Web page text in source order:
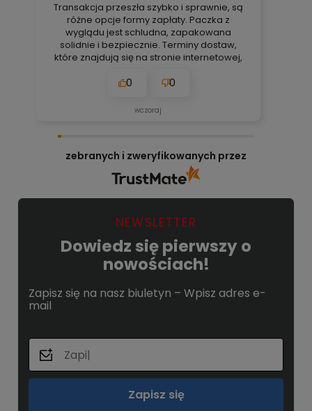
Transakcja przeszła szybko i sprawnie, są
różne opcje formy zapłaty. Paczka z
wyglądu jest schludna, zapakowana
solidnie i bezpiecznie. Terminy dostaw,
które znajdują się na stronie internetowej,
nie zawiodłem, wyjątkowo rzetelna firma.
0 0
wczoraj
zebranych i zweryfikowanych przez
NEWSLETTER
Dowiedz się pierwszy o
nowościach!
Zapisz się na nasz biuletyn – Wpisz adres e-
mail
Zapisz się